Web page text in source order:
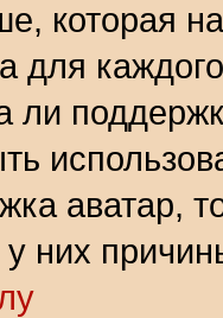
которая
для
ли
аватар,
них